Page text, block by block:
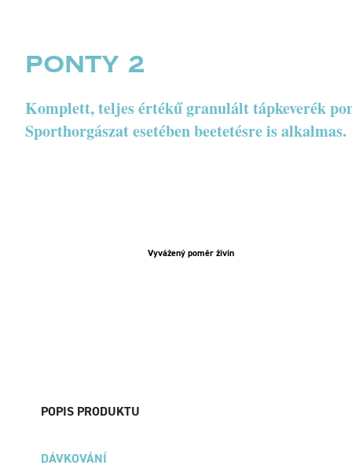
PONTY 2
Komplett, teljes értékű granulált tápkeverék
Sporthorgászat esetében beetetésre is alkalmas.
Vyvážený poměr živin
POPIS PRODUKTU
DÁVKOVÁNÍ